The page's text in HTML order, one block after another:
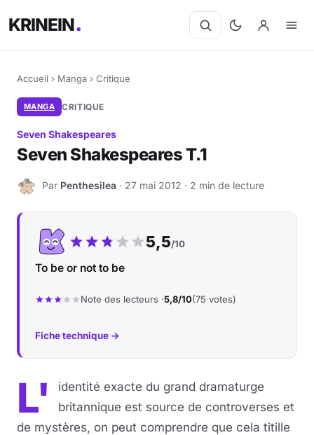
KRINEIN
Accueil › Manga › Critique
MANGA CRITIQUE
Seven Shakespeares
Seven Shakespeares T.1
P Par Penthesilea · 27 mai 2012 · 2 min de lecture
Notre note :
5,5/10
To be or not to be
Note des lecteurs ·5,8/10(75 votes)
Fiche technique →
L'
identité exacte du grand dramaturge
britannique est source de controverses et
de mystères, on peut comprendre que cela titille